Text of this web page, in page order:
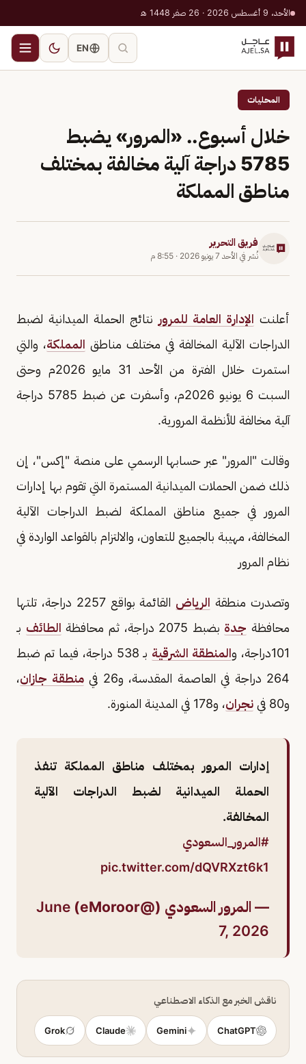
الأحد، 9 أغسطس 2026 · 26 صفر 1448 هـ
EN
المحليات
خلال أسبوع.. «المرور» يضبط
5785 دراجة آلية مخالفة بمختلف
مناطق المملكة
فريق التحرير
نُشر في الأحد 7 يونيو 2026 · 8:55 م
أعلنت الإدارة العامة للمرور نتائج الحملة الميدانية لضبط
الدراجات الآلية المخالفة في مختلف مناطق المملكة، والتي
استمرت خلال الفترة من الأحد 31 مايو 2026م وحتى
السبت 6 يونيو 2026م، وأسفرت عن ضبط 5785 دراجة
آلية مخالفة للأنظمة المرورية.
وقالت "المرور" عبر حسابها الرسمي على منصة "إكس"، إن
ذلك ضمن الحملات الميدانية المستمرة التي تقوم بها إدارات
المرور في جميع مناطق المملكة لضبط الدراجات الآلية
المخالفة، مهيبة بالجميع للتعاون، والالتزام بالقواعد الواردة في
نظام المرور
وتصدرت منطقة الرياض
القائمة بواقع 2257 دراجة، تلتها
محافظة جدة بضبط 2075 دراجة، ثم محافظة الطائف بـ
101دراجة، و
المنطقة الشرقية
بـ 538 دراجة، فيما تم ضبط
264 دراجة في العاصمة المقدسة، و26 في
منطقة جازان،
و80 في
نجران، و178 في المدينة المنورة.
إدارات المرور بمختلف مناطق المملكة تنفذ
الحملة الميدانية لضبط الدراجات الآلية
المخالفة.
#المرور_السعودي
pic.twitter.com/dQVRXzt6k1
— المرور السعودي (@eMoroor)
June
7, 2026
ناقش الخبر مع الذكاء الاصطناعي
ChatGPT
Gemini
Claude
Grok